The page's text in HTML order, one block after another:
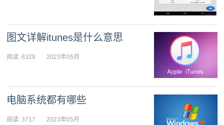
图文详解itunes是什么意思
阅读: 6328
2023年05月
电脑系统都有哪些
阅读: 3717
2023年05月